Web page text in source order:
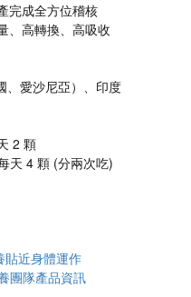
完成全方位稽核
、高轉換、高吸收
、愛沙尼亞）、印度
2 顆
天 4 顆 (分兩次吃)
貼近身體運作
團隊產品資訊